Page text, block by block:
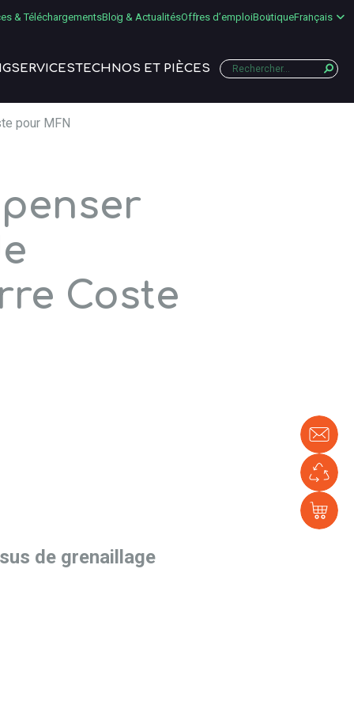
& TéléchargementsBlog & ActualitésOffres d’emploiBoutiqueFrançais
SERVICESTECHNOS ET PIÈCES
pour MFN
Coste
de grenaillage